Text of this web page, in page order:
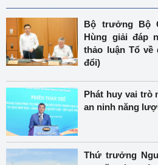
Bộ trưởng Bộ
Hùng giải đáp
thảo luận Tổ về
đổi)
Phát huy vai trò
an ninh năng
Thứ trưởng